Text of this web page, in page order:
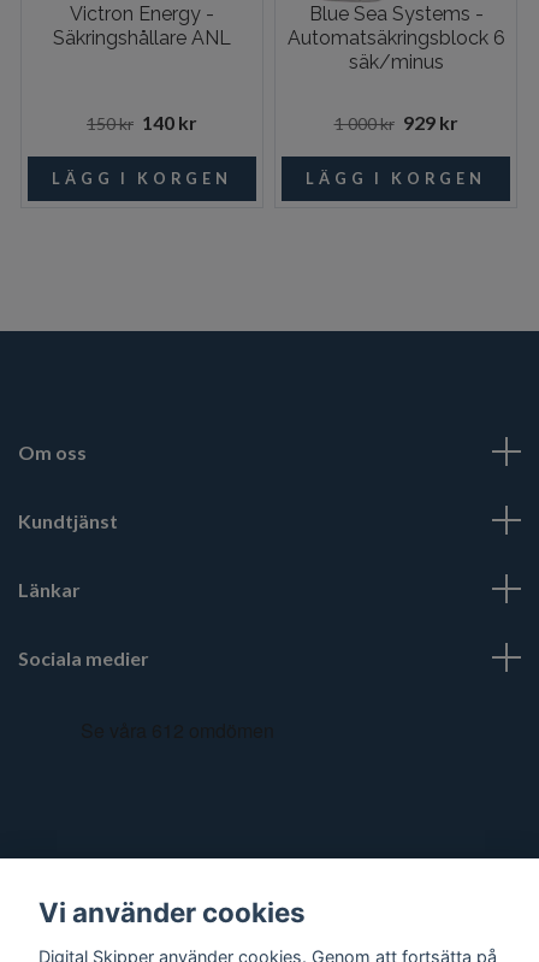
Victron Energy -
Säkringshållare ANL
150 kr 140 kr
Blue Sea Systems -
Automatsäkringsblock 6
säk/minus
1 000 kr 929 kr
Om oss
Kundtjänst
Länkar
Sociala medier
Vi använder cookies
Digital Skipper använder cookies. Genom att fortsätta på